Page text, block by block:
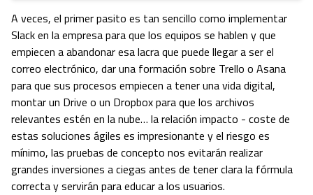
A veces, el primer pasito es tan sencillo como implementar
Slack en la empresa para que los equipos se hablen y que
empiecen a abandonar esa lacra que puede llegar a ser el
correo electrónico, dar una formación sobre Trello o Asana
para que sus procesos empiecen a tener una vida digital,
montar un Drive o un Dropbox para que los archivos
relevantes estén en la nube… la relación impacto - coste de
estas soluciones ágiles es impresionante y el riesgo es
mínimo, las pruebas de concepto nos evitarán realizar
grandes inversiones a ciegas antes de tener clara la fórmula
correcta y servirán para educar a los usuarios.